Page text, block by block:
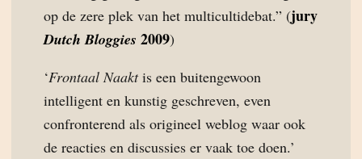
op de zere plek van het multicultidebat.” (jury
Dutch Bloggies 2009)
‘Frontaal Naaktis een buitengewoon
intelligent en kunstig geschreven, even
confronterend als origineel weblog waar ook
de reacties en discussies er vaak toe doen.’